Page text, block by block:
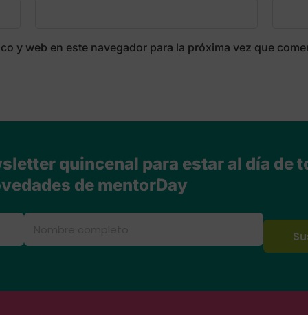
y web en este navegador para la próxima vez que
quincenal para estar al día de
de mentorDay